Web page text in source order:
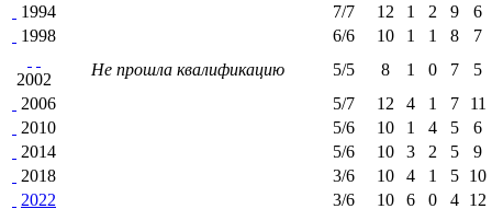
Не прошла квалификацию
1994
7/7 12 1 2 9
6
1998
6/6 10 1 1 8 7
2002
5/5 8 1 0 7
5
2006
5/7 12 4 1 7
11
2010
5/6 10 1 4 5
6
2014
5/6 10 3 2 5
9
2018
3/6 10 4 1 5 10
2022
3/6 10 6 0 4 12